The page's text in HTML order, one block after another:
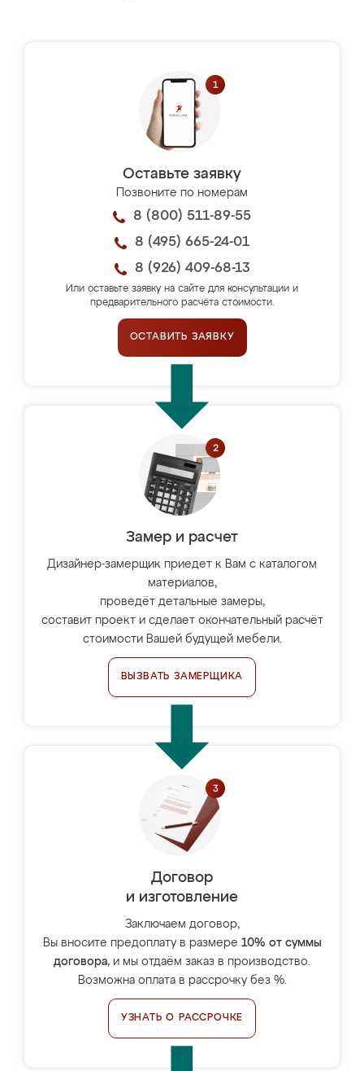
Оставьте заявку
Позвоните по номерам
8 (800) 511-89-55
8 (495) 665-24-01
8 (926) 409-68-13
Или оставьте заявку на сайте для консультации и
предварительного расчёта стоимости.
ОСТАВИТЬ ЗАЯВКУ
Замер и расчет
Дизайнер-замерщик приедет к Вам с каталогом
материалов,
проведёт детальные замеры,
составит проект и сделает окончательный расчёт
стоимости Вашей будущей мебели.
ВЫЗВАТЬ ЗАМЕРЩИКА
Договор
и изготовление
Заключаем договор,
Вы вносите предоплату в размере 10% от суммы
договора, и мы отдаём заказ в производство.
Возможна оплата в рассрочку без %.
УЗНАТЬ О РАССРОЧКЕ